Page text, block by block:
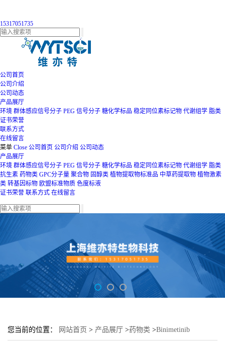
15317051735
公司首页
公司介绍
公司动态
产品展厅
环境 群体感应信号分子 PEG 信号分子 糖化学标品 稳定同位素标记物 代谢组学 脂类
证书荣誉
联系方式
在线留言
菜单 Close 公司首页 公司介绍 公司动态
产品展厅
环境 群体感应信号分子 PEG 信号分子 糖化学标品 稳定同位素标记物 代谢组学 脂类
抗生素 药物类 GPC分子量 聚合物 固醇类 植物提取物标准品 中草药提取物 植物激素
类 转基因标物 欧盟标准物质 色度标液
证书荣誉 联系方式 在线留言
您当前的位置： 网站首页 > 产品展厅 >药物类 >Binimetinib